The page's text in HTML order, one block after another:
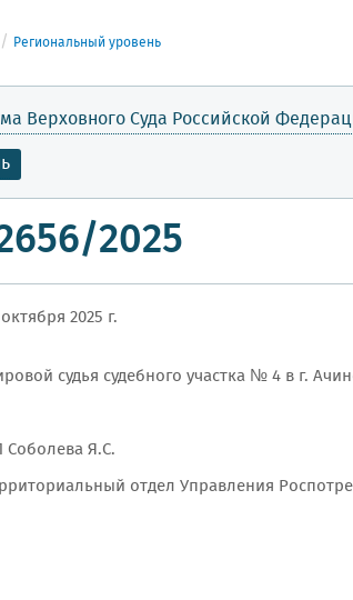
Региональный уровень
Верховного Суда Российской
2025
2025 г.
судья судебного участка № 4 в г.
Соболева Я.С.
отдел Управления